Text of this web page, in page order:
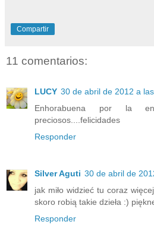
Compartir
11 comentarios:
LUCY 30 de abril de 2012 a
Enhorabuena por la
preciosos....felicidades
Responder
Silver Aguti 30 de abril de
jak miło widzieć tu coraz
skoro robią takie dzieła :)
Responder